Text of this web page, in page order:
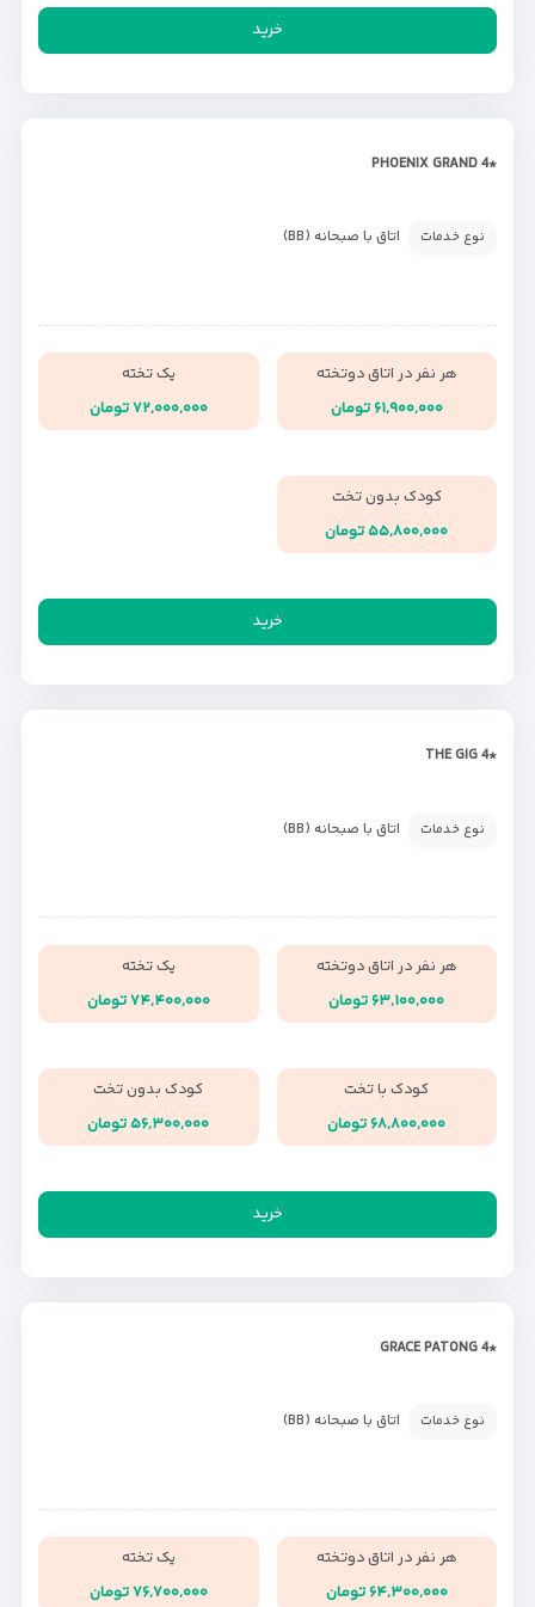
خرید
*PHOENIX GRAND 4
نوع خدمات اتاق با صبحانه (BB)
هر نفر در اتاق دوتخته
۶۱,۹۰۰,۰۰۰ تومان
یک تخته
۷۲,۰۰۰,۰۰۰ تومان
کودک بدون تخت
۵۵,۸۰۰,۰۰۰ تومان
خرید
*THE GIG 4
نوع خدمات اتاق با صبحانه (BB)
هر نفر در اتاق دوتخته
۶۳,۱۰۰,۰۰۰ تومان
یک تخته
۷۴,۴۰۰,۰۰۰ تومان
کودک با تخت
۶۸,۸۰۰,۰۰۰ تومان
کودک بدون تخت
۵۶,۳۰۰,۰۰۰ تومان
خرید
*GRACE PATONG 4
نوع خدمات اتاق با صبحانه (BB)
هر نفر در اتاق دوتخته
۶۴,۳۰۰,۰۰۰ تومان
یک تخته
۷۶,۷۰۰,۰۰۰ تومان